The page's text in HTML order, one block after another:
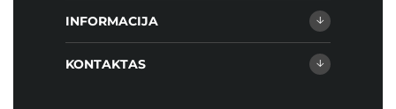
INFORMACIJA
KONTAKTAS